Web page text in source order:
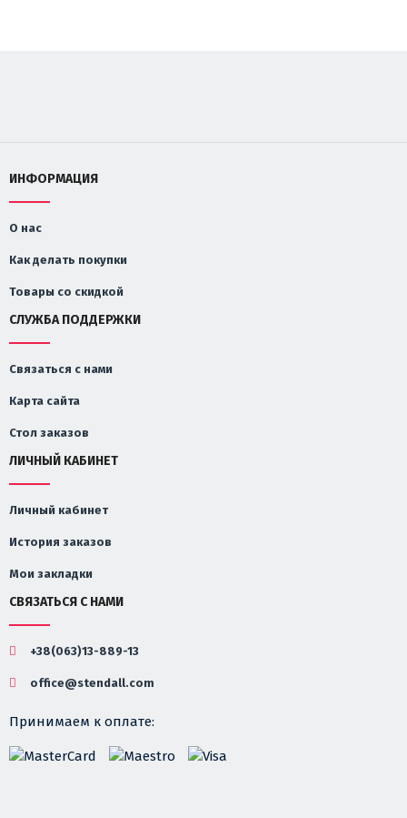
ИНФОРМАЦИЯ
О нас
Как делать покупки
Товары со скидкой
СЛУЖБА ПОДДЕРЖКИ
Связаться с нами
Карта сайта
Стол заказов
ЛИЧНЫЙ КАБИНЕТ
Личный кабинет
История заказов
Мои закладки
СВЯЗАТЬСЯ С НАМИ
+38(063)13-889-13
office@stendall.com
Принимаем к оплате: